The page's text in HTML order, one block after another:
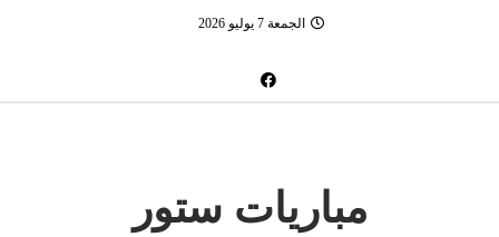
الجمعة 7 يوليو 2026
مباريات ستور